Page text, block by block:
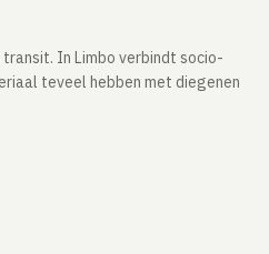
In Limbo verbindt socio-
teveel hebben met diegenen